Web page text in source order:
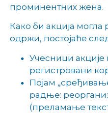
проминентних жена.
Како би акција могла
одржи, постојаће
Учесници акције
регистровани
Појам
радње:
(преламање